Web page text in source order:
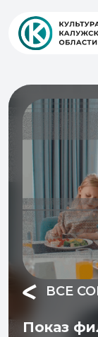
ВСЕ
Показ